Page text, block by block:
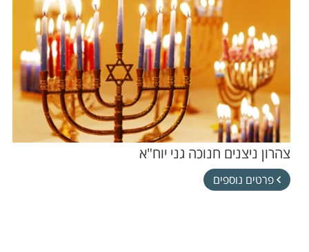
צהרון ניצנים חנוכה גני יוח"א
פרטים נוספים